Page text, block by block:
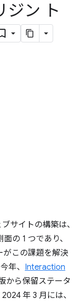
ジン ト
サイトの構築は、
の 1 つであり、
がこの課題を解決
年、 Interaction
から保留ステータ
2024 年 3 月には、